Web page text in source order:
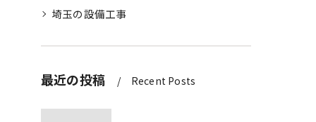
埼玉の設備工事
最近の投稿 Recent Posts